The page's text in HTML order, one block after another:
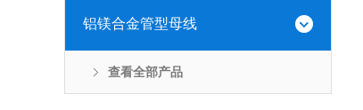
铝镁合金管型母线
查看全部产品